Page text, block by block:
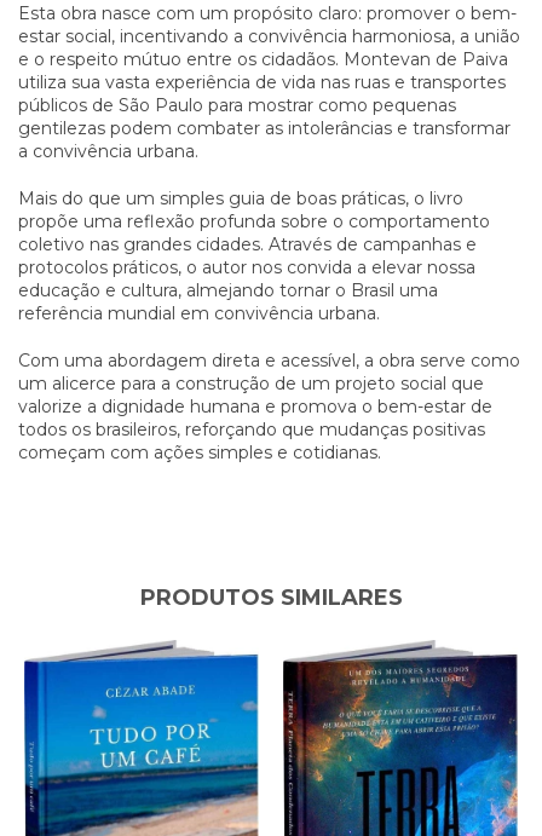
Esta obra nasce com um propósito claro: promover o bem-
estar social, incentivando a convivência harmoniosa, a união
e o respeito mútuo entre os cidadãos. Montevan de Paiva
utiliza sua vasta experiência de vida nas ruas e transportes
públicos de São Paulo para mostrar como pequenas
gentilezas podem combater as intolerâncias e transformar
a convivência urbana.
Mais do que um simples guia de boas práticas, o livro
propõe uma reflexão profunda sobre o comportamento
coletivo nas grandes cidades. Através de campanhas e
protocolos práticos, o autor nos convida a elevar nossa
educação e cultura, almejando tornar o Brasil uma
referência mundial em convivência urbana.
Com uma abordagem direta e acessível, a obra serve como
um alicerce para a construção de um projeto social que
valorize a dignidade humana e promova o bem-estar de
todos os brasileiros, reforçando que mudanças positivas
começam com ações simples e cotidianas.
PRODUTOS SIMILARES